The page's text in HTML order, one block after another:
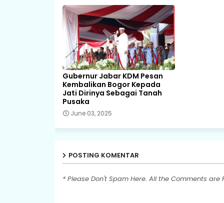
Gubernur Jabar KDM Pesan
Kembalikan Bogor Kepada
Jati Dirinya Sebagai Tanah
Pusaka
June 03, 2025
POSTING KOMENTAR
* Please Don't Spam Here. All the Comments are